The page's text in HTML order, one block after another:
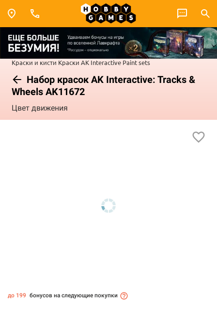
Краски и кисти Краски AK Interactive Paint sets
Набор красок AK Interactive: Tracks &
Wheels AK11672
Цвет движения
до 199 бонусов на следующие покупки